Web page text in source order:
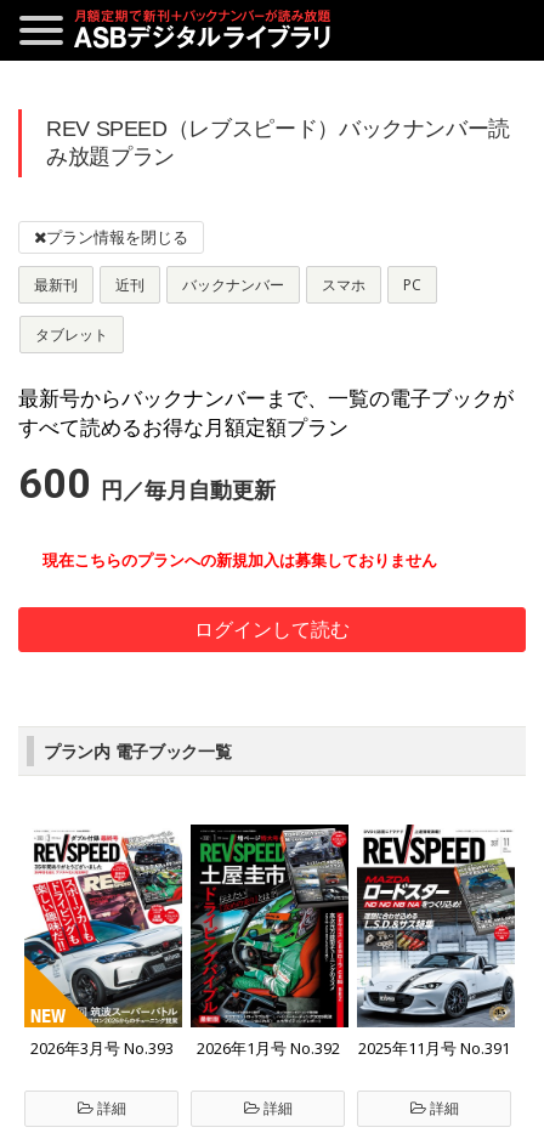
REV SPEED（レブスピード）バックナンバー読
み放題プラン
最新刊 近刊 バックナンバー スマホ PC
タブレット
最新号からバックナンバーまで、一覧の電子ブックが
すべて読めるお得な月額定額プラン
600 円／毎月自動更新
現在こちらのプランへの新規加入は募集しておりません
ログインして読む
プラン内 電子ブック一覧
2026年3月号 No.393
詳細
2026年1月号 No.392
詳細
2025年11月号 No.391
詳細